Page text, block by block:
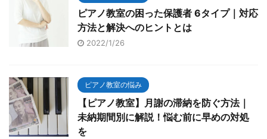
ピアノ教室の困った保護者 6タイプ｜対応
方法と解決へのヒントとは
2022/1/26
ピアノ教室の悩み
【ピアノ教室】月謝の滞納を防ぐ方法｜
未納期間別に解説！悩む前に早めの対処
を